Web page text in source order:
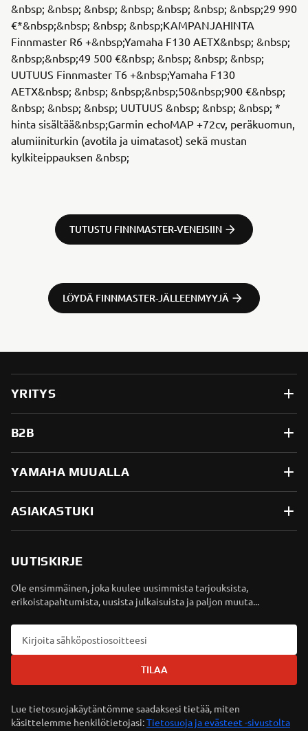
&nbsp; &nbsp; &nbsp; &nbsp; &nbsp; &nbsp; &nbsp;29 990
€*&nbsp;&nbsp; &nbsp; &nbsp;KAMPANJAHINTA
Finnmaster R6 +&nbsp;Yamaha F130 AETX&nbsp; &nbsp;
&nbsp;&nbsp;49 500 €&nbsp; &nbsp; &nbsp; &nbsp;
UUTUUS Finnmaster T6 +&nbsp;Yamaha F130
AETX&nbsp; &nbsp; &nbsp;&nbsp;50&nbsp;900 €&nbsp;
&nbsp; &nbsp; &nbsp; UUTUUS &nbsp; &nbsp; &nbsp; *
hinta sisältää&nbsp;Garmin echoMAP +72cv, peräkuomun,
alumiiniturkin (avotila ja uimatasot) sekä mustan
kylkiteippauksen &nbsp;
TUTUSTU FINNMASTER-VENEISIIN
LÖYDÄ FINNMASTER-JÄLLEENMYYJÄ
YRITYS
B2B
YAMAHA MUUALLA
ASIAKASTUKI
UUTISKIRJE
Ole ensimmäinen, joka kuulee uusimmista tarjouksista,
erikoistapahtumista, uusista julkaisuista ja paljon muuta...
TILAA
Lue tietosuojakäytäntömme saadaksesi tietää, miten
käsittelemme henkilötietojasi:Tietosuoja ja evästeet -sivustolta